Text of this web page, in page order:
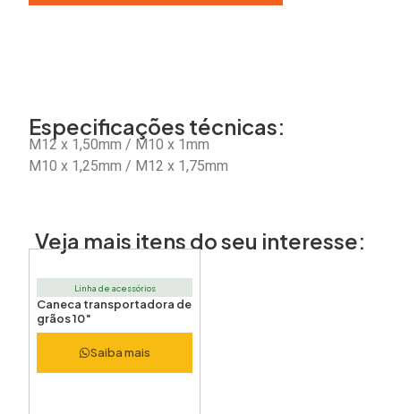
Especificações técnicas:
M12 x 1,50mm / M10 x 1mm
M10 x 1,25mm / M12 x 1,75mm
Veja mais itens do seu interesse:
Linha de acessórios
Caneca transportadora de
grãos 10″
Saiba mais